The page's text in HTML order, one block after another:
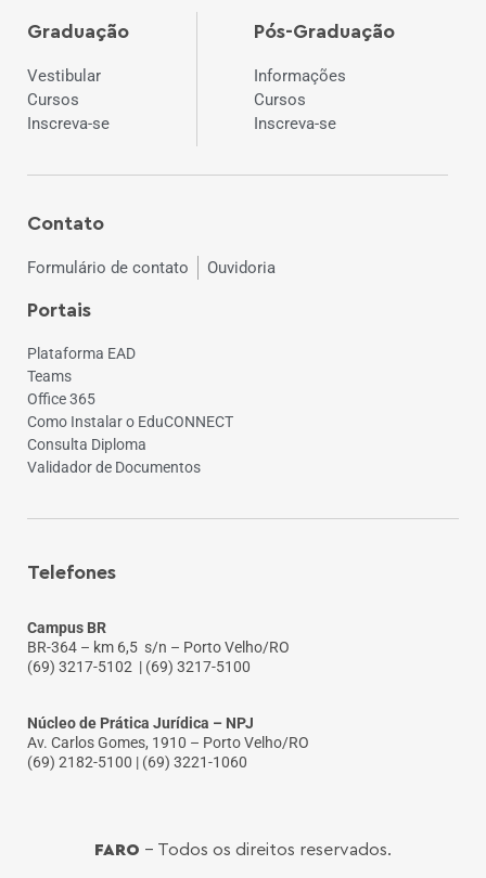
Graduação
Vestibular
Cursos
Inscreva-se
Pós-Graduação
Informações
Cursos
Inscreva-se
Contato
Formulário de contato Ouvidoria
Portais
Plataforma EAD
Teams
Office 365
Como Instalar o EduCONNECT
Consulta Diploma
Validador de Documentos
Telefones
Campus BR
BR-364 – km 6,5 s/n – Porto Velho/RO
(69) 3217-5102 | (69) 3217-5100
Núcleo de Prática Jurídica – NPJ
Av. Carlos Gomes, 1910 – Porto Velho/RO
(69) 2182-5100 | (69) 3221-1060
FARO - Todos os direitos reservados.